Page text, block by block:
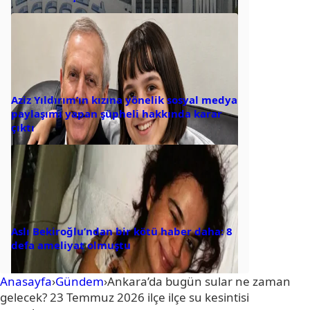
Aziz Yıldırım’ın kızına yönelik sosyal medya
paylaşımı yapan şüpheli hakkında karar
çıktı
Aslı Bekiroğlu’ndan bir kötü haber daha: 8
defa ameliyat olmuştu
Anasayfa›Gündem›Ankara’da bugün sular ne zaman
gelecek? 23 Temmuz 2026 ilçe ilçe su kesintisi